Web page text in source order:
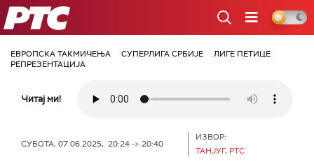
РТС
ЕВРОПСКА ТАКМИЧЕЊА СУПЕРЛИГА СРБИЈЕ
ЛИГЕ ПЕТИЦЕ
РЕПРЕЗЕНТАЦИЈА
Читај ми!
СУБОТА, 07.06.2025, 20:24 -> 20:40
ИЗВОР:
ТАНЈУГ, РТС